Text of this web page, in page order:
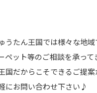
うたん王国では様々な地
ペット等のご相談を承って
国だからこそできるご提案
にお問い合わせ下さい♪